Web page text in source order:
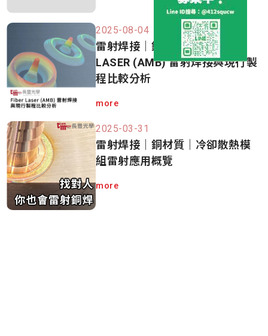
2025-08-04
雷射焊接｜銅材質｜FIBER
LASER (AMB) 雷射焊接與現行製
程比較分析
more
2025-03-31
雷射焊接｜銅材質｜冷卻散熱模
組雷射應用概覽
more